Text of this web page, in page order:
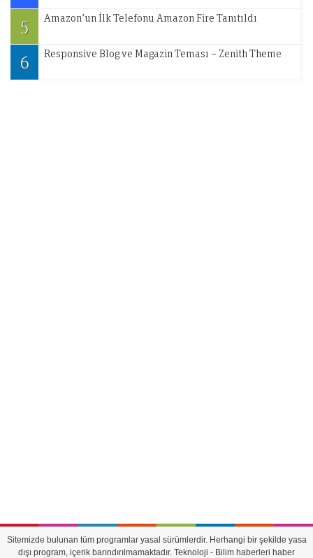
5 Amazon’un İlk Telefonu Amazon Fire Tanıtıldı
6 Responsive Blog ve Magazin Teması – Zenith Theme
Sitemizde bulunan tüm programlar yasal sürümlerdir. Herhangi bir şekilde yasa
dışı program, içerik barındırılmamaktadır. Teknoloji - Bilim haberleri haber